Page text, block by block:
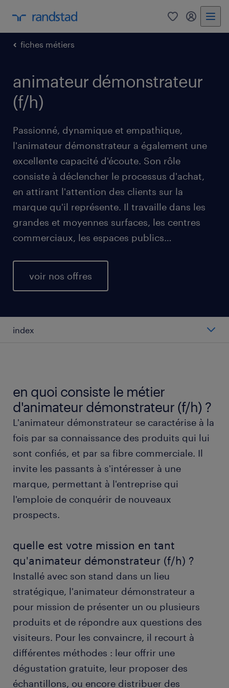
0 mon
fiches métiers
animateur démonstrateur
(f/h)
Passionné, dynamique et empathique,
l'animateur démonstrateur a également une
excellente capacité d'écoute. Son rôle
consiste à déclencher le processus d'achat,
en attirant l'attention des clients sur la
marque qu'il représente. Il travaille dans les
grandes et moyennes surfaces, les centres
commerciaux, les espaces publics…
voir nos offres
index
types de postes d'animateur démonstrateur
travailler en tant qu'animateur démonstrateur
(f/h)
obtenir un poste d'animateur démonstrateur
(f/h) avec randstad
en quoi consiste le métier
d'animateur démonstrateur (f/h) ?
L'animateur démonstrateur se caractérise à la
fois par sa connaissance des produits qui lui
sont confiés, et par sa fibre commerciale. Il
invite les passants à s'intéresser à une
marque, permettant à l'entreprise qui
l'emploie de conquérir de nouveaux
prospects.
quelle est votre mission en tant
qu'animateur démonstrateur (f/h) ?
Installé avec son stand dans un lieu
stratégique, l'animateur démonstrateur a
pour mission de présenter un ou plusieurs
produits et de répondre aux questions des
visiteurs. Pour les convaincre, il recourt à
différentes méthodes : leur offrir une
dégustation gratuite, leur proposer des
échantillons, ou encore distribuer des